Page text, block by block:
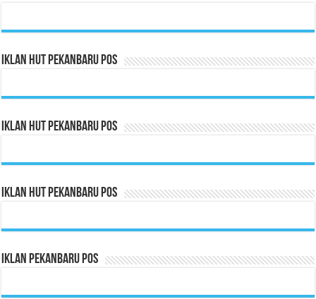
Iklan HUT Pekanbaru Pos
Iklan HUT Pekanbaru Pos
Iklan HUT Pekanbaru Pos
Iklan Pekanbaru Pos